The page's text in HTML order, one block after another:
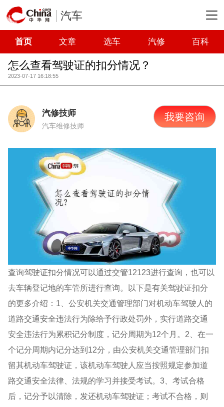
汽车
首页 文章 选车 汽修 百科
怎么查看驾驶证的扣分情况？
2023-07-17 16:18:55
汽修技师
汽车维修技师
我要咨询
查询驾驶证扣分情况可以通过交管12123进行查询，也可以
去车辆登记地的车管所进行查询。以下是有关驾驶证扣分
的更多介绍：1、公安机关交通管理部门对机动车驾驶人的
道路交通安全违法行为除给予行政处罚外，实行道路交通
安全违法行为累积记分制度，记分周期为12个月。2、在一
个记分周期内记分达到12分，由公安机关交通管理部门扣
留其机动车驾驶证，该机动车驾驶人应当按照规定参加道
路交通安全法律、法规的学习并接受考试。3、考试合格
后，记分予以清除，发还机动车驾驶证；考试不合格，则